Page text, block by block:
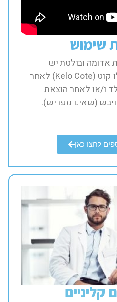
שימוש​
אדומה ובולטת יש
להתחיל להשתמש בקלו קוט (Kelo Cote) לאחר
ו/או לאחר הוצאת
(שאינו מפריש).​
לחצו כאן
קליניים​